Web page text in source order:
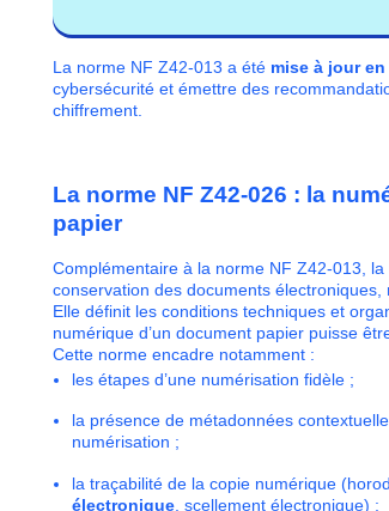
La norme NF Z42-013 a été mise à jour en
cybersécurité et émettre des
chiffrement.
La norme NF Z42-026 : la
papier
Complémentaire à la norme NF Z42-013,
conservation des documents
Elle définit les conditions techniques et
numérique d’un document papier puisse
Cette norme encadre notamment :
les étapes d’une numérisation fidèle ;
la présence de métadonnées
numérisation ;
la traçabilité de la copie numérique
électronique, scellement électronique) ;